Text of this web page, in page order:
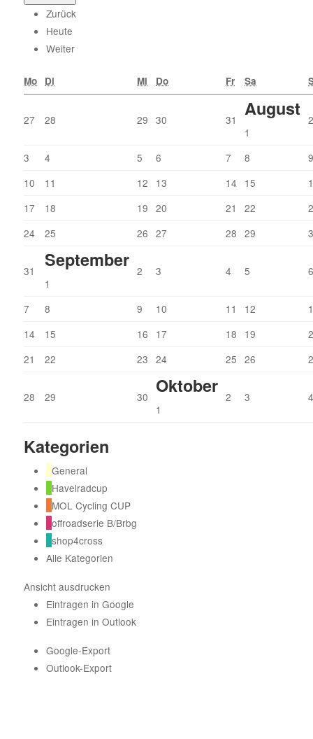
Zurück
Heute
Weiter
Mo Di Mi Do Fr Sa
27 28 29 30 31 August
1
3 4 5 6 7 8
10
11 12 13 14 15
17
18 19 20 21 22
24
25 26 27 28 29
31 September
1
2 3 4 5
7 8 9 10 11 12
14
15 16 17 18 19
21
22 23 24 25 26
28 29 30 Oktober
1
2 3
Kategorien
General
Havelradcup
MOL Cycling CUP
offroadserie B/Brbg
shop4cross
Alle Kategorien
Ansicht ausdrucken
Eintragen in Google
Eintragen in Outlook
Google-Export
Outlook-Export